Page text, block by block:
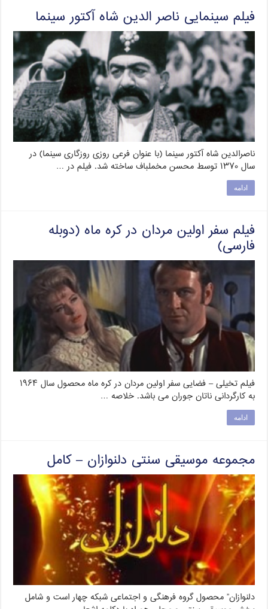
فیلم سینمایی ناصر الدین شاه آکتور سینما
ناصرالدین شاه آکتور سینما (با عنوان فرعی روزی روزگاری سینما) در
سال ۱۳۷۰ توسط محسن مخملباف ساخته شد. فیلم در …
ادامه
فیلم سفر اولین مردان در کره ماه (دوبله
فارسی)
فیلم تخیلی – فضایی سفر اولین مردان در کره ماه محصول سال ۱۹۶۴
به کارگردانی ناتان جوران می باشد. خلاصه …
ادامه
مجموعه موسیقی سنتی دلنوازان – کامل
دلنوازان” محصول گروه فرهنگی و اجتماعی شبکه چهار است و شامل